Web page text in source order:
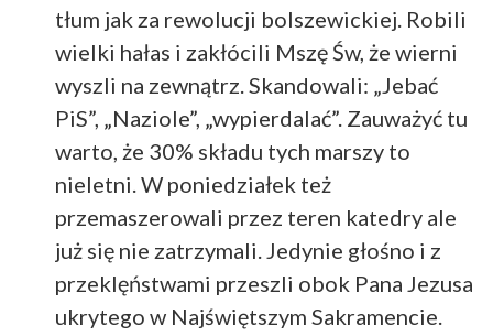
tłum jak za rewolucji bolszewickiej. Robili
wielki hałas i zakłócili Mszę Św, że wierni
wyszli na zewnątrz. Skandowali: „Jebać
PiS”, „Naziole”, „wypierdalać”. Zauważyć tu
warto, że 30% składu tych marszy to
nieletni. W poniedziałek też
przemaszerowali przez teren katedry ale
już się nie zatrzymali. Jedynie głośno i z
przeklęństwami przeszli obok Pana Jezusa
ukrytego w Najświętszym Sakramencie.